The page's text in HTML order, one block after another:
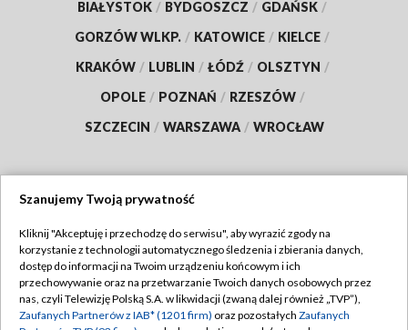
BIAŁYSTOK / BYDGOSZCZ / GDAŃSK /
GORZÓW WLKP. / KATOWICE / KIELCE /
KRAKÓW / LUBLIN / ŁÓDŹ / OLSZTYN /
OPOLE / POZNAŃ / RZESZÓW /
SZCZECIN / WARSZAWA / WROCŁAW
TVP
Abonament TVP
Emisja w TVP
Regulamin TVP
Polityka prywatności
Szanujemy Twoją prywatność
Kliknij "Akceptuję i przechodzę do serwisu", aby wyrazić zgody na
korzystanie z technologii automatycznego śledzenia i zbierania danych,
dostęp do informacji na Twoim urządzeniu końcowym i ich
przechowywanie oraz na przetwarzanie Twoich danych osobowych przez
nas, czyli Telewizję Polską S.A. w likwidacji (zwaną dalej również „TVP”),
Zaufanych Partnerów z IAB* (1201 firm) oraz pozostałych Zaufanych